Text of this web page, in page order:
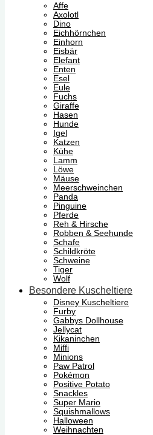
Affe
Axolotl
Dino
Eichhörnchen
Einhorn
Eisbär
Elefant
Enten
Esel
Eule
Fuchs
Giraffe
Hasen
Hunde
Igel
Katzen
Kühe
Lamm
Löwe
Mäuse
Meerschweinchen
Panda
Pinguine
Pferde
Reh & Hirsche
Robben & Seehunde
Schafe
Schildkröte
Schweine
Tiger
Wolf
Besondere Kuscheltiere
Disney Kuscheltiere
Furby
Gabbys Dollhouse
Jellycat
Kikaninchen
Miffi
Minions
Paw Patrol
Pokémon
Positive Potato
Snackles
Super Mario
Squishmallows
Halloween
Weihnachten